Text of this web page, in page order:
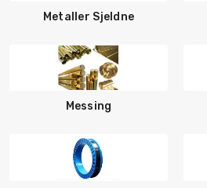
Metaller Sjeldne
Messing